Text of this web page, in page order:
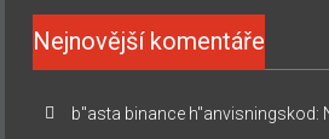
Nejnovější komentáře
b"asta binance h"anvisningskod: